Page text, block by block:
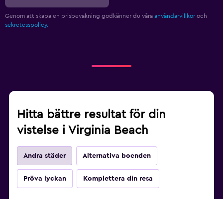
Genom att skapa en prisbevakning godkänner du våra användarvillkor och
sekretesspolicy.
Hitta bättre resultat för din
vistelse i Virginia Beach
Andra städer Alternativa boenden
Pröva lyckan Komplettera din resa